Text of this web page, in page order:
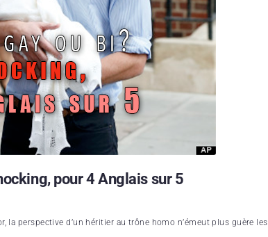
pour 4 Anglais sur 5
la perspective d’un héritier au trône homo n’émeut plus guère les